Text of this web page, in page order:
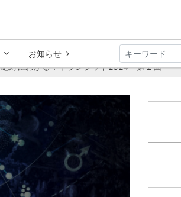
お知らせ
絶対にわかる！トランジット2024 第２回